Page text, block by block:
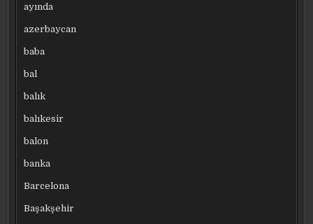
ayında
azerbaycan
baba
bal
balık
balıkesir
balon
banka
Barcelona
Başakşehir